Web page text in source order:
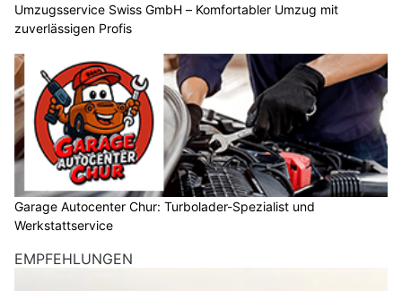
Umzugsservice Swiss GmbH – Komfortabler Umzug mit
zuverlässigen Profis
Garage Autocenter Chur: Turbolader-Spezialist und
Werkstattservice
EMPFEHLUNGEN